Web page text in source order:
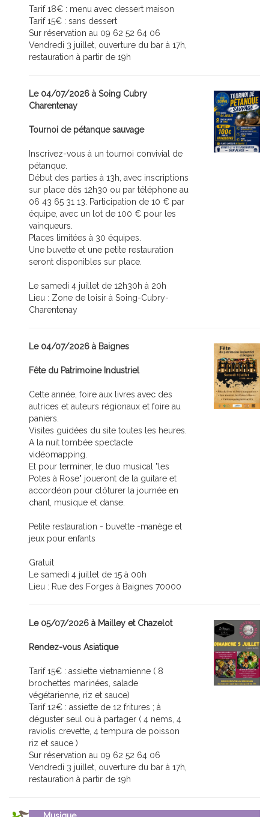
Tarif 18€ : menu avec dessert maison
Tarif 15€ : sans dessert
Sur réservation au 09 62 52 64 06
Vendredi 3 juillet, ouverture du bar à 17h,
restauration à partir de 19h
Le 04/07/2026 à Soing Cubry
Charentenay
Tournoi de pétanque sauvage
Inscrivez-vous à un tournoi convivial de
pétanque.
Début des parties à 13h, avec inscriptions
sur place dès 12h30 ou par téléphone au
06 43 65 31 13. Participation de 10 € par
équipe, avec un lot de 100 € pour les
vainqueurs.
Places limitées à 30 équipes.
Une buvette et une petite restauration
seront disponibles sur place.
Le samedi 4 juillet de 12h30h à 20h
Lieu : Zone de loisir à Soing-Cubry-
Charentenay
Le 04/07/2026 à Baignes
Fête du Patrimoine Industriel
Cette année, foire aux livres avec des
autrices et auteurs régionaux et foire au
paniers.
Visites guidées du site toutes les heures.
A la nuit tombée spectacle
vidéomapping.
Et pour terminer, le duo musical "les
Potes à Rose" joueront de la guitare et
accordéon pour clôturer la journée en
chant, musique et danse.
Petite restauration - buvette -manège et
jeux pour enfants
Gratuit
Le samedi 4 juillet de 15 à 00h
Lieu : Rue des Forges à Baignes 70000
Le 05/07/2026 à Mailley et Chazelot
Rendez-vous Asiatique
Tarif 15€ : assiette vietnamienne ( 8
brochettes marinées, salade
végétarienne, riz et sauce)
Tarif 12€ : assiette de 12 fritures ; à
déguster seul ou à partager ( 4 nems, 4
raviolis crevette, 4 tempura de poisson
riz et sauce )
Sur réservation au 09 62 52 64 06
Vendredi 3 juillet, ouverture du bar à 17h,
restauration à partir de 19h